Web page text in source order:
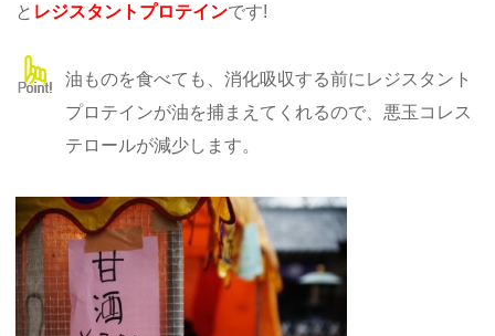
と レジスタントプロテインです!
油ものを食べても、消化吸収する前にレジスタント
プロテインが油を捕まえてくれるので、悪玉コレス
テロールが減少します。